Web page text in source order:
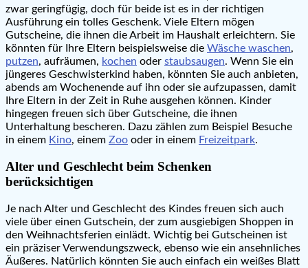
zwar geringfügig, doch für beide ist es in der richtigen
Ausführung ein tolles Geschenk. Viele Eltern mögen
Gutscheine, die ihnen die Arbeit im Haushalt erleichtern. Sie
könnten für Ihre Eltern beispielsweise die Wäsche waschen,
putzen, aufräumen, kochen oder staubsaugen. Wenn Sie ein
jüngeres Geschwisterkind haben, könnten Sie auch anbieten,
abends am Wochenende auf ihn oder sie aufzupassen, damit
Ihre Eltern in der Zeit in Ruhe ausgehen können. Kinder
hingegen freuen sich über Gutscheine, die ihnen
Unterhaltung bescheren. Dazu zählen zum Beispiel Besuche
in einem Kino, einem Zoo oder in einem Freizeitpark.
Alter und Geschlecht beim Schenken
berücksichtigen
Je nach Alter und Geschlecht des Kindes freuen sich auch
viele über einen Gutschein, der zum ausgiebigen Shoppen in
den Weihnachtsferien einlädt. Wichtig bei Gutscheinen ist
ein präziser Verwendungszweck, ebenso wie ein ansehnliches
Äußeres. Natürlich könnten Sie auch einfach ein weißes Blatt